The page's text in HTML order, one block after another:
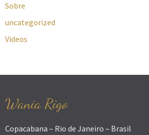
Sobre
uncategorized
Videos
Wania Rigo
Copacabana – Rio de Janeiro – Brasil